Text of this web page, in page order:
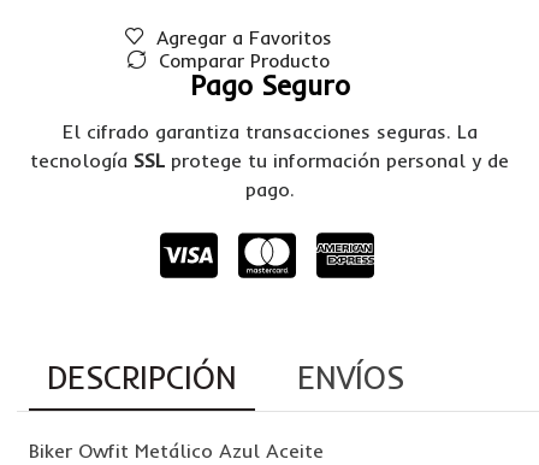
Agregar a Favoritos
Comparar Producto
Pago Seguro
El cifrado garantiza transacciones seguras. La
tecnología SSL protege tu información personal y de
pago.
DESCRIPCIÓN ENVÍOS
Biker Owfit Metálico Azul Aceite